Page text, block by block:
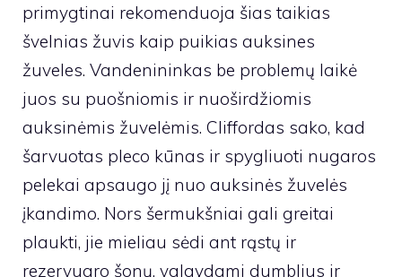
primygtinai rekomenduoja šias taikias
švelnias žuvis kaip puikias auksines
žuveles. Vandenininkas be problemų laikė
juos su puošniomis ir nuoširdžiomis
auksinėmis žuvelėmis. Cliffordas sako, kad
šarvuotas pleco kūnas ir spygliuoti nugaros
pelekai apsaugo jį nuo auksinės žuvelės
įkandimo. Nors šermukšniai gali greitai
plaukti, jie mieliau sėdi ant rąstų ir
rezervuaro šonų, valgydami dumblius ir